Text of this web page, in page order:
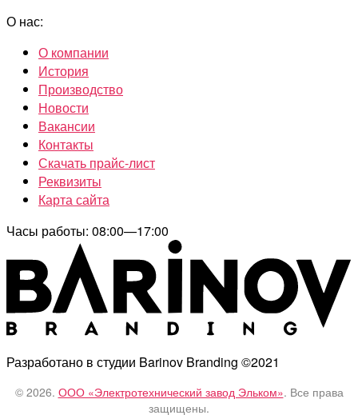
О нас:
О компании
История
Производство
Новости
Вакансии
Контакты
Скачать прайс-лист
Реквизиты
Карта сайта
Часы работы: 08:00—17:00
Разработано в студии Barinov Branding ©2021
© 2026. ООО «Электротехнический завод Эльком». Все права
защищены.